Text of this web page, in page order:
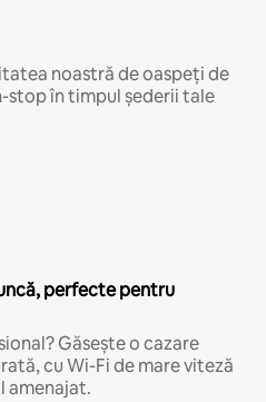
noastră de oaspeți de
stop în timpul șederii tale
perfecte pentru
Găsește o cazare
cu Wi-Fi de mare viteză
amenajat.